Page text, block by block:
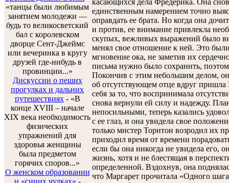
«танцы были любимым
занятием молодежи —
будь то великосветский
бал с королевском
дворце Сент-Джеймс
или вечеринка в кругу
друзей где-нибудь в
провинции...»
Дискуссии о пеших
прогулках и дальних
путешествиях- «В
конце XVIII – начале
XIX века необходимость
физических
упражнений для
здоровья женщины
была предметом
горячих споров...»
О женском образовании
и «синих чулках» -
единственным намерением точно
оправдать ее брата. Но когда она
и против, ее внимание привлекла
скупых, вежливых выражений было
менял свое отношение к ней. Это
мгновение ока, не заметив их
письма нужно было сохранить,
Покончив с этим небольшим делом,
об отсутствующем отце вдруг
себя за то, что воспринимала
снова вернули ей силу и надежду.
непосильными, теперь казались
с ее глаз, и она увидела свое
только мистер Торнтон возродил их
приходил время от времени
если бы она никогда не увидела его,
жизнь, хотя и не блестящая в
определенной. Вздохнув, она
что Маргарет прочитала «Одного